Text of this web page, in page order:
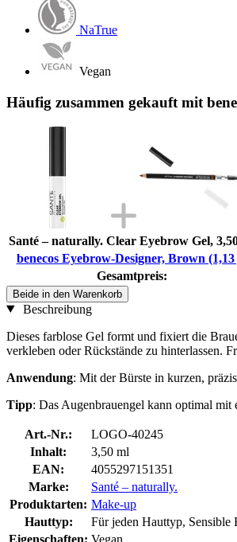
NaTrue
Vegan
Häufig zusammen gekauft mit
Santé – naturally. Clear Eyebrow Gel,
benecos Eyebrow-Designer, Brown (1,13
Gesamtpreis:
Beide in den Warenkorb
Beschreibung
Dieses farblose Gel formt und fixiert die
verkleben oder Rückstände zu hinterlassen.
Anwendung: Mit der Bürste in kurzen,
Tipp: Das Augenbrauengel kann optimal
Art.-Nr.:
LOGO-40245
Inhalt:
3,50 ml
EAN:
4055297151351
Marke:
Santé – naturally.
Produktarten: Make-up
Hauttyp:
Für jeden Hauttyp, Sensible
Eigenschaften: Vegan